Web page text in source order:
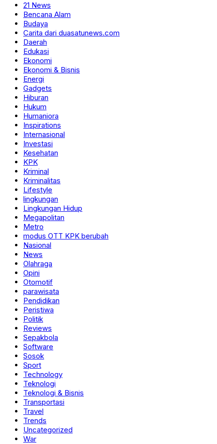
21 News
Bencana Alam
Budaya
Carita dari duasatunews.com
Daerah
Edukasi
Ekonomi
Ekonomi & Bisnis
Energi
Gadgets
Hiburan
Hukum
Humaniora
Inspirations
Internasional
Investasi
Kesehatan
KPK
Kriminal
Kriminalitas
Lifestyle
lingkungan
Lingkungan Hidup
Megapolitan
Metro
modus OTT KPK berubah
Nasional
News
Olahraga
Opini
Otomotif
parawisata
Pendidikan
Peristiwa
Politik
Reviews
Sepakbola
Software
Sosok
Sport
Technology
Teknologi
Teknologi & Bisnis
Transportasi
Travel
Trends
Uncategorized
War